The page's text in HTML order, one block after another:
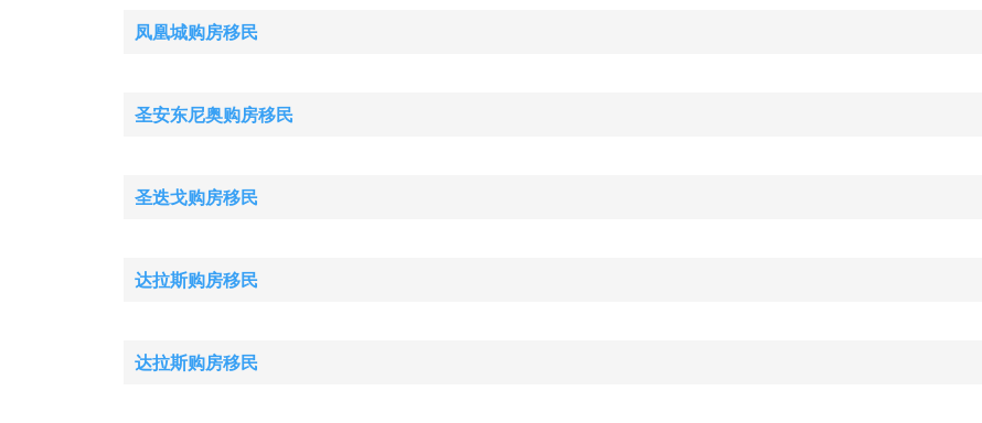
凤凰城购房移民
圣安东尼奥购房移民
圣迭戈购房移民
达拉斯购房移民
达拉斯购房移民